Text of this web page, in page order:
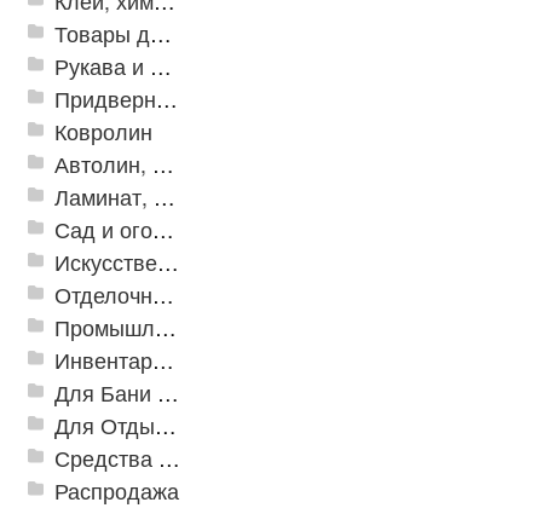
Товары для дома
Рукава и шланги промышленные
Придверные решетки
Ковролин
Автолин, Транслин, Линолеум
Ламинат, Кварцвиниловая плитка SPC
Сад и огород
Искусственная трава
Отделочные профили
Промышленный текстиль
Инвентарь для клининга
Для Бани и Сауны
Для Отдыха и Пикника
Средства от насекомых и садовых вредителей
Распродажа